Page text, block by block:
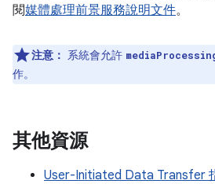
閱媒體處理前景服務說明文件。
注意： 系統會允許
作。
其他資源
User-Initiated Data Transfer